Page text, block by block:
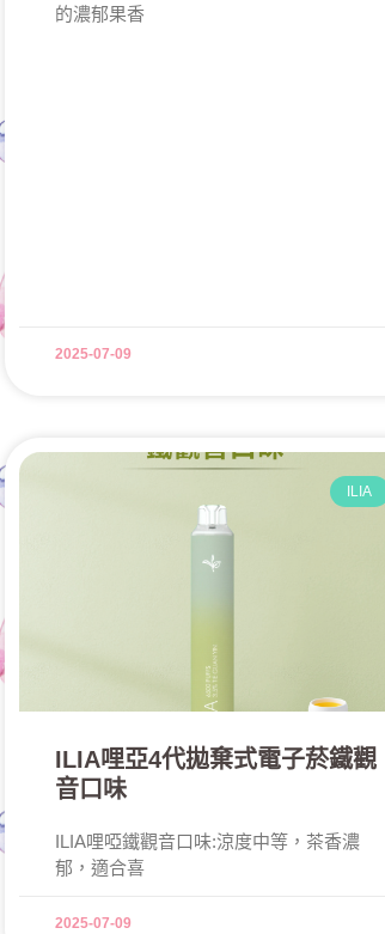
的濃郁果香
2025-07-09
ILIA
ILIA哩亞4代拋棄式電子菸鐵觀
音口味
ILIA哩啞鐵觀音口味:涼度中等，茶香濃
郁，適合喜
2025-07-09